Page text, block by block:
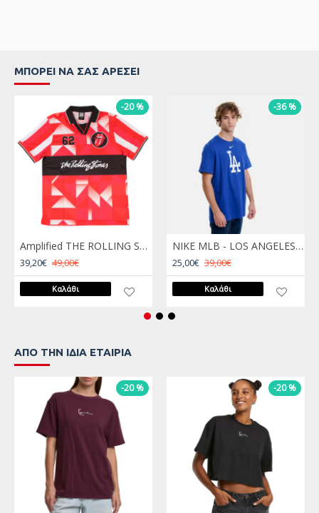
ΜΠΟΡΕΊ ΝΑ ΣΑΣ ΑΡΈΣΕΙ
-20 %
Amplified THE ROLLING STONES JAGGER tee Κόκκινο
39,20€ 49,00€
Καλάθι
-36 %
NIKE MLB - LOS ANGELES DODGERS T-SHIRT - N199-4EW-LD-CJP
25,00€ 39,00€
Καλάθι
ΑΠΌ ΤΗΝ ΊΔΙΑ ΕΤΑΙΡΊΑ
-20 % -20 %